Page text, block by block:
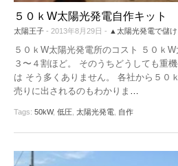
５０ｋW太陽光発電自作キット
太陽王子 - 2013年8月29日 - ▲太陽光発電で儲け
５０ｋW太陽光発電所のコスト ５０ｋ
３〜４割ほど。 そのうちどうしても重
は そう多くありません。 各社から５０
売りに出されるのもわかりま …
Tags: 50kW, 低圧, 太陽光発電, 自作